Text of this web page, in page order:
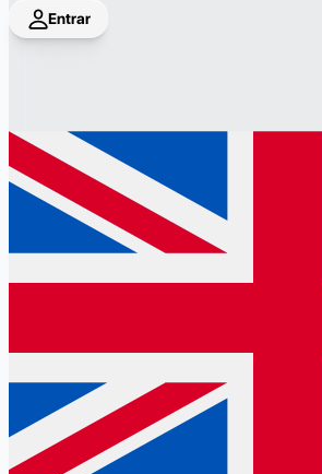
Entrar